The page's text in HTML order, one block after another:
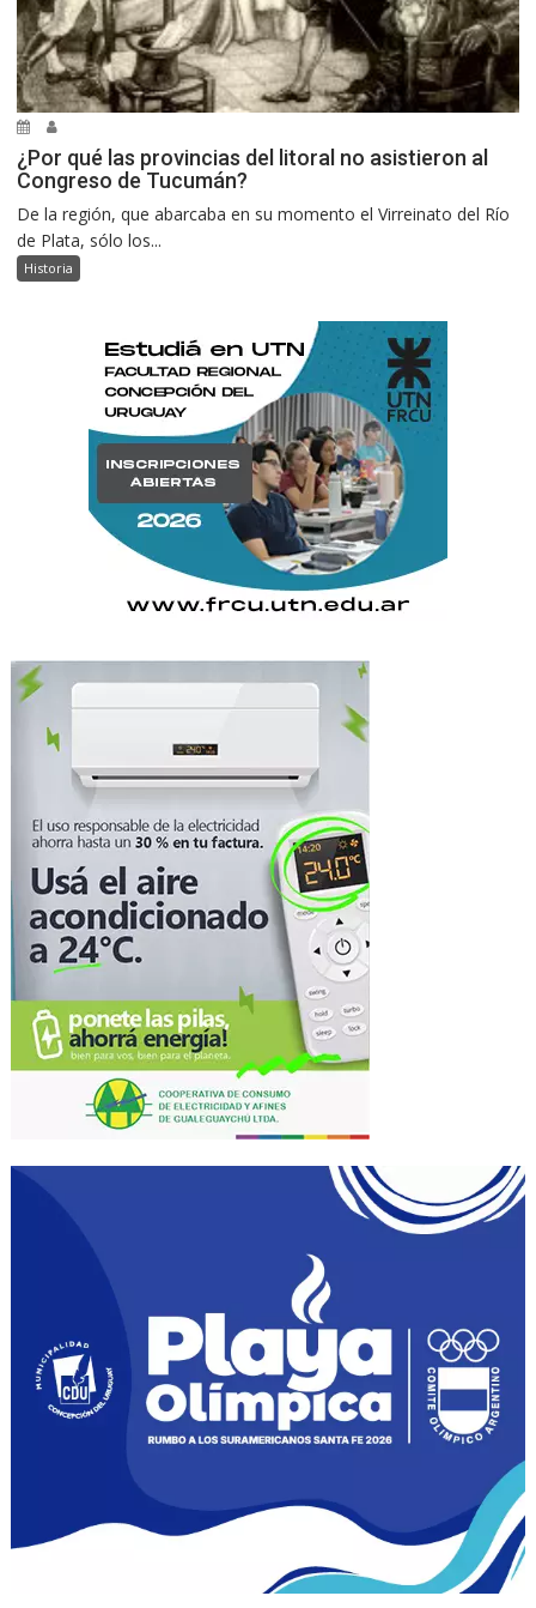
¿Por qué las provincias del litoral no asistieron al
Congreso de Tucumán?
De la región, que abarcaba en su momento el Virreinato del Río
de Plata, sólo los...
Historia